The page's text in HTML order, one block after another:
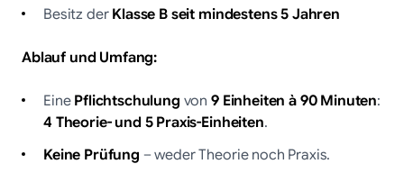
Besitz derKlasse B seit mindestens 5 Jahren
Ablauf und Umfang:
EinePflichtschulungvon9 Einheiten à 90 Minuten:
4 Theorie- und 5 Praxis-Einheiten.
Keine Prüfung – weder Theorie noch Praxis.